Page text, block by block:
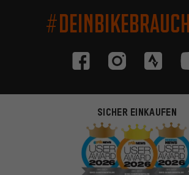
SICHER EINKAUFEN